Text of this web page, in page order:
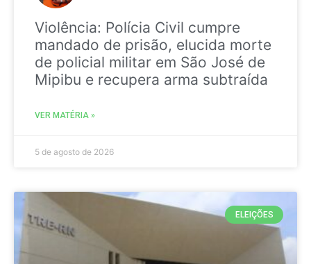
Violência: Polícia Civil cumpre
mandado de prisão, elucida morte
de policial militar em São José de
Mipibu e recupera arma subtraída
VER MATÉRIA »
5 de agosto de 2026
ELEIÇÕES